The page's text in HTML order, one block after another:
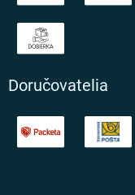
Doručovatelia